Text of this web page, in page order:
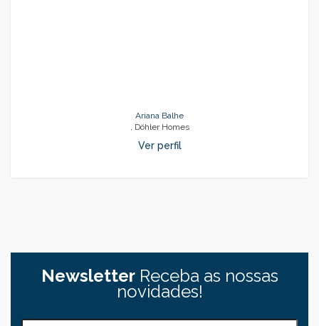
Ariana Balhe
, Döhler Homes
Ver perfil
NewsletterReceba as nossas
novidades!